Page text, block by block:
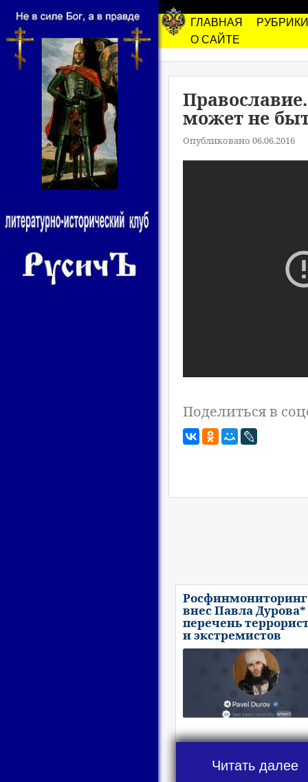
ГЛАВНАЯ
РУБРИКИ
О САЙТЕ
может не
Опубликовано 06.06.2016
Поделиться в
Росфинмониторинг
внес Павла
перечень
и экстремистов
Читать далее